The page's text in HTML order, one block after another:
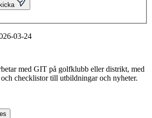
03-24
med GIT på golfklubb eller distrikt, med
checklistor till utbildningar och nyheter.